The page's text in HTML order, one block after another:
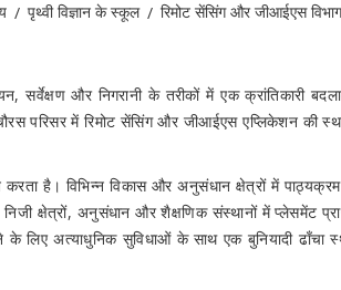
पृथ्वी विज्ञान के स्कूल रिमोट सेंसिंग और जीआईएस विभाग
और निगरानी के तरीकों में एक क्रांतिकारी
परिसर में रिमोट सेंसिंग और जीआईएस एप्लिकेशन की
है। विभिन्न विकास और अनुसंधान क्षेत्रों में
क्षेत्रों, अनुसंधान और शैक्षणिक संस्थानों में प्लेसमेंट
लिए अत्याधुनिक सुविधाओं के साथ एक बुनियादी ढाँचा